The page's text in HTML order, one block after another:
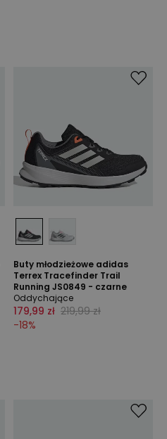
Buty młodzieżowe adidas
Terrex Tracefinder Trail
Running JS0849 - czarne
Oddychające
179,99 zł 219,99 zł
-18%